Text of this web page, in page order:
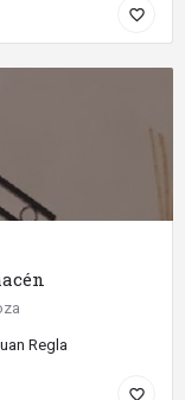
favorite_border
Regla
favorite_border